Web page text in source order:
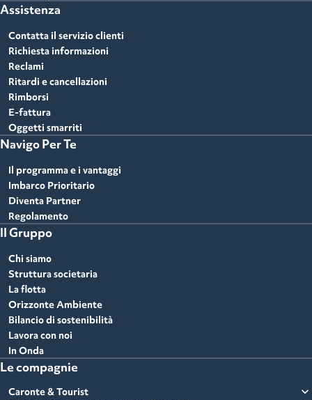
Assistenza
Contatta il servizio clienti
Richiesta informazioni
Reclami
Ritardi e cancellazioni
Rimborsi
E-fattura
Oggetti smarriti
Navigo Per Te
Il programma e i vantaggi
Imbarco Prioritario
Diventa Partner
Regolamento
Il Gruppo
Chi siamo
Struttura societaria
La flotta
Orizzonte Ambiente
Bilancio di sostenibilità
Lavora con noi
In Onda
Le compagnie
Caronte & Tourist expand_more